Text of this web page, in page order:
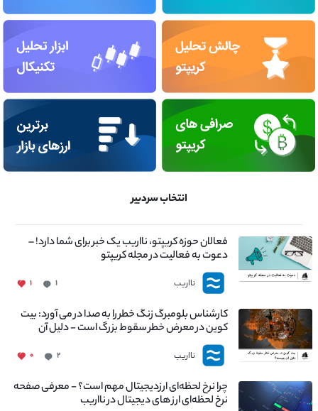
انتخاب سردبیر
فعالان حوزه کریپتو، نااریب یک خبر برای شما دارد! –
دعوت به فعالیت در مجله کریپتو
نااریب ۱ ۱
کارشناس بلومبرگ زنگ خطر را به صدا در می آورد: بیت
کوین در معرض خطر سقوط بزرگ است - دلیل آن
چیست؟
نااریب ۲ ۰
چرا نرخ لحظه‌ای ارزدیجیتال مهم است؟ - معرفی صفحه
نرخ لحظه‌ای ارز های دیجیتال در نااریب